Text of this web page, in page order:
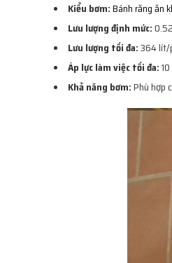
Kiểu bơm:Bánh răng ăn
Lưu lượng định mức:
Lưu lượng tối đa:364
Áp lực làm việc tối đa:
Khả năng bơm:Phù hợp